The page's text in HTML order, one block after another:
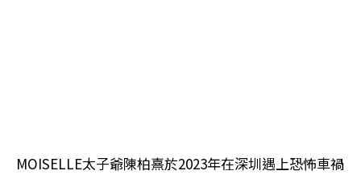
MOISELLE太子爺陳柏熹於2023年在深圳遇上恐怖車禍